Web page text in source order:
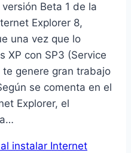
Beta 1 de la
Explorer 8,
una vez que lo
XP con SP3 (Service
genere gran trabajo
se comenta en el
Explorer, el
instalar Internet